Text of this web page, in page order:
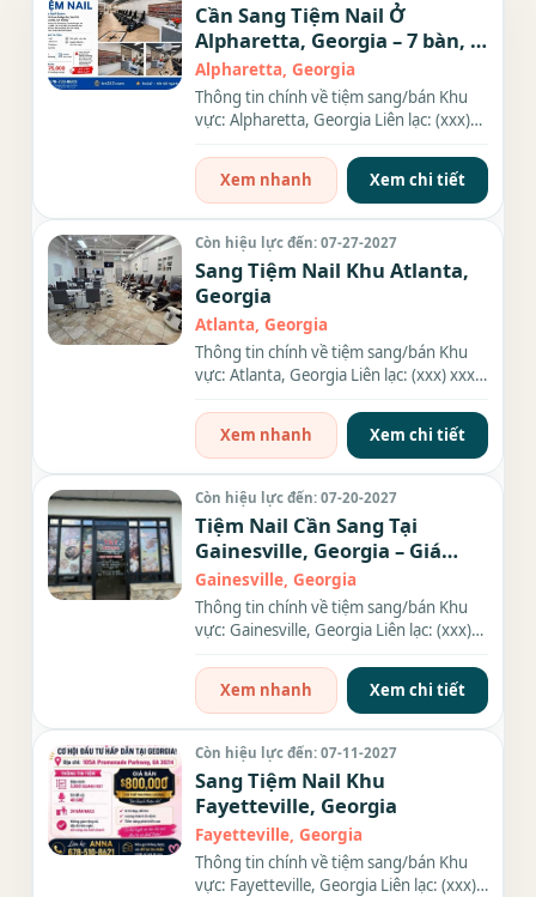
Cần Sang Tiệm Nail Ở
Alpharetta, Georgia – 7 bàn, 9
ghế
Alpharetta, Georgia
Thông tin chính về tiệm sang/bán Khu
vực: Alpharetta, Georgia Liên lạc: (xxx)
Xem nhanh
Xem chi tiết
Còn hiệu lực đến: 07-27-2027
Sang Tiệm Nail Khu Atlanta,
Georgia
Atlanta, Georgia
Thông tin chính về tiệm sang/bán Khu
vực: Atlanta, Georgia Liên lạc: (xxx) xxx-
Xem nhanh
Xem chi tiết
Còn hiệu lực đến: 07-20-2027
Tiệm Nail Cần Sang Tại
Gainesville, Georgia – Giá
$89k
Gainesville, Georgia
Thông tin chính về tiệm sang/bán Khu
vực: Gainesville, Georgia Liên lạc: (xxx)
Xem nhanh
Xem chi tiết
Còn hiệu lực đến: 07-11-2027
Sang Tiệm Nail Khu
Fayetteville, Georgia
Fayetteville, Georgia
Thông tin chính về tiệm sang/bán Khu
vực: Fayetteville, Georgia Liên lạc: (xxx)